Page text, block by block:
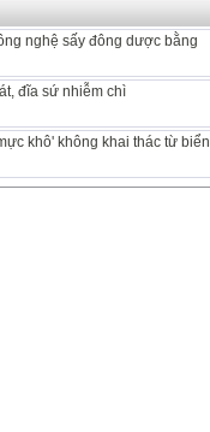
nghệ sấy đông dược bằng
đĩa sứ nhiễm chì
khô' không khai thác từ biển